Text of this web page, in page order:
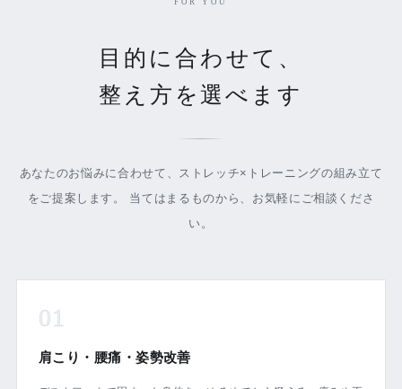
FOR YOU
目的に合わせて、
整え方を選べます
あなたのお悩みに合わせて、ストレッチ×トレーニングの組み立て
をご提案します。 当てはまるものから、お気軽にご相談くださ
い。
01
肩こり・腰痛・姿勢改善